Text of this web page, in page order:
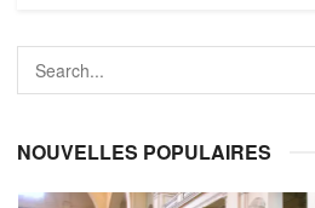
NOUVELLES POPULAIRES